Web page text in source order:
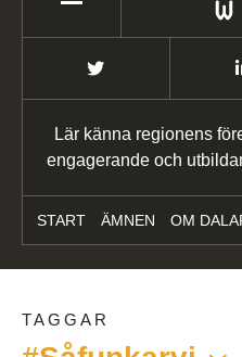
Lär känna regionens
engagerande och
START ÄMNEN OM
TAGGAR